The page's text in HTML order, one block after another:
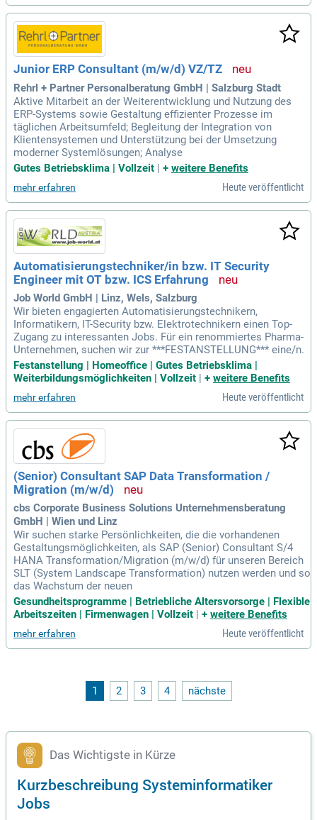
Junior ERP Consultant (m/w/d) VZ/TZ
Rehrl + Partner Personalberatung GmbH | Salzburg Stadt
Aktive Mitarbeit an der Weiterentwicklung und Nutzung des
ERP-Systems sowie Gestaltung effizienter Prozesse im
täglichen Arbeitsumfeld; Begleitung der Integration von
Klientensystemen und Unterstützung bei der Umsetzung
moderner Systemlösungen; Analyse
Gutes Betriebsklima | Vollzeit | + weitere Benefits
mehr erfahren Heute veröffentlicht
Automatisierungstechniker/in bzw. IT Security
Engineer mit OT bzw. ICS Erfahrung
Job World GmbH | Linz, Wels, Salzburg
Wir bieten engagierten Automatisierungstechnikern,
Informatikern, IT-Security bzw. Elektrotechnikern einen Top-
Zugang zu interessanten Jobs. Für ein renommiertes Pharma-
Unternehmen, suchen wir zur ***FESTANSTELLUNG*** eine/n.
Festanstellung | Homeoffice | Gutes Betriebsklima |
Weiterbildungsmöglichkeiten | Vollzeit | + weitere Benefits
mehr erfahren Heute veröffentlicht
(Senior) Consultant SAP Data Transformation /
Migration (m/w/d)
cbs Corporate Business Solutions Unternehmensberatung
GmbH | Wien und Linz
Wir suchen starke Persönlichkeiten, die die vorhandenen
Gestaltungsmöglichkeiten, als SAP (Senior) Consultant S/4
HANA Transformation/Migration (m/w/d) für unseren Bereich
SLT (System Landscape Transformation) nutzen werden und so
das Wachstum der neuen
Gesundheitsprogramme | Betriebliche Altersvorsorge | Flexible
Arbeitszeiten | Firmenwagen | Vollzeit
+ weitere Benefits
mehr erfahren Heute veröffentlicht
1 2 3 4 nächste
Das Wichtigste in Kürze
Kurzbeschreibung Systeminformatiker
Jobs